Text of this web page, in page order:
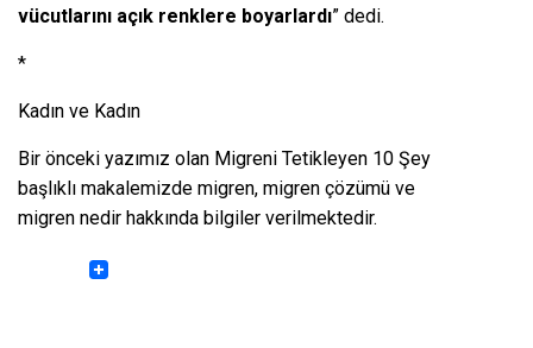
vücutlarını açık renklere boyarlardı” dedi.
*
Kadın ve Kadın
Bir önceki yazımız olan Migreni Tetikleyen 10 Şey
başlıklı makalemizde migren, migren çözümü ve
migren nedir hakkında bilgiler verilmektedir.